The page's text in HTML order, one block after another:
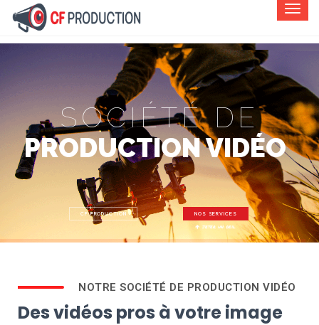
SOCIÉTÉ DE
PRODUCTION VIDÉO
jeter un oeil
CF PRODUCTION NOS SERVICES
NOTRE SOCIÉTÉ DE PRODUCTION VIDÉO
Des vidéos pros à votre image